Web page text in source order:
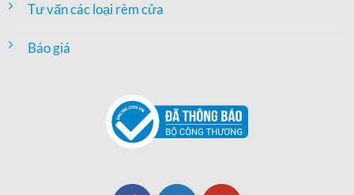
Tư vấn các loại rèm cửa
Báo giá